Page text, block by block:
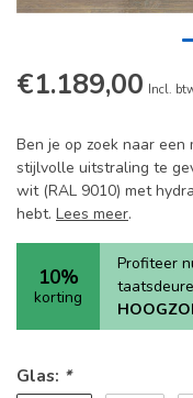
€1.189,00 Incl.
Ben je op zoek naar een
stijlvolle uitstraling te
wit (RAL 9010) met
hebt. Lees meer.
10%
korting
Profiteer
Glas: *